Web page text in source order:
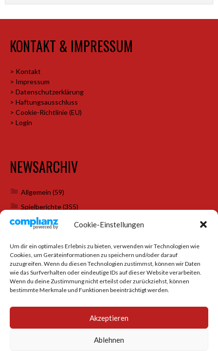
Cookie-Einstellungen
Um dir ein optimales Erlebnis zu bieten, verwenden wir Technologien wie
Cookies, um Geräteinformationen zu speichern und/oder darauf
zuzugreifen. Wenn du diesen Technologien zustimmst, können wir Daten
wie das Surfverhalten oder eindeutige IDs auf dieser Website verarbeiten.
Wenn du deine Zustimmung nicht erteilst oder zurückziehst, können
bestimmte Merkmale und Funktionen beeinträchtigt werden.
Akzeptieren
Ablehnen
KONTAKT & IMPRESSUM
> Kontakt
> Impressum
> Datenschutzerklärung
> Haftungsausschluss
> Cookie-Richtlinie (EU)
> Login
NEWSARCHIV
Allgemein (59)
Spielberichte(355)
Weihnachtsfeiern(7)
SOCIAL MEDIA